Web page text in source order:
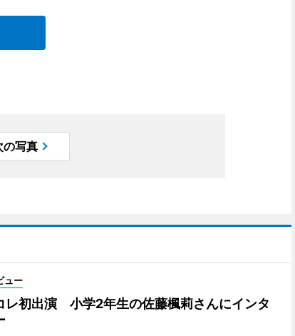
の写真
ュー
レ初出演 小学2年生の佐藤楓莉さんにインタ